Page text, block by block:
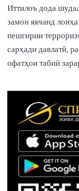
Иттилоъ дода
замон якчанд
пешгирии
сарҳади давлатӣ,
офатҳои табиӣ